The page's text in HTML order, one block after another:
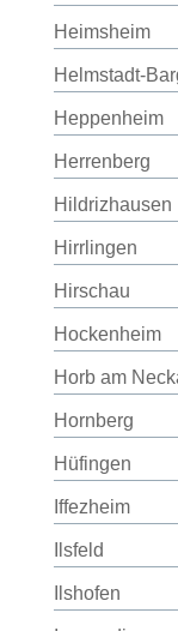
Heimsheim
Helmstadt-
Heppenheim
Herrenberg
Hildrizhausen
Hirrlingen
Hirschau
Hockenheim
Horb am
Hornberg
Hüfingen
Iffezheim
Ilsfeld
Ilshofen